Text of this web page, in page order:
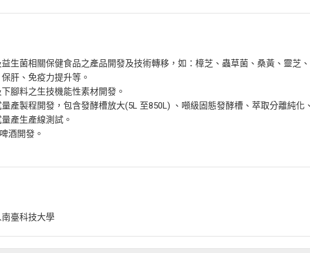
生菌相關保健食品之產品開發及技術轉移，如：樟芝、蟲草菌、桑黃、靈芝
肝、免疫力提升等。
腳料之生技機能性素材開發。
產製程開發，包含發酵槽放大(5L 至850L) 、噸級固態發酵槽、萃取分離純化
產生產線測試。
酒開發。
臺科技大學